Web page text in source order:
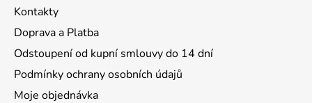
Kontakty
Doprava a Platba
Odstoupení od kupní smlouvy do 14 dní
Podmínky ochrany osobních údajů
Moje objednávka